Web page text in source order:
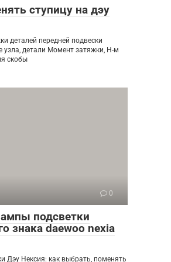
ступицу на дэу
деталей передней подвески
узла, детали Момент затяжки, Н-м
скобы
0
подсветки
знака daewoo nexia
Дэу Нексия: как выбрать, поменять